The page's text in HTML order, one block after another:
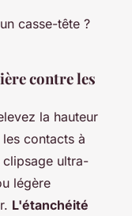
casse-tête ?
contre les
la hauteur
contacts à
ultra-
légère
L'étanchéité